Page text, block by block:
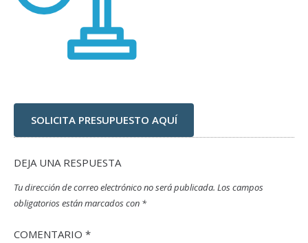
SOLICITA PRESUPUESTO AQUÍ
DEJA UNA RESPUESTA
Tu dirección de correo electrónico no será publicada. Los campos
obligatorios están marcados con *
COMENTARIO *